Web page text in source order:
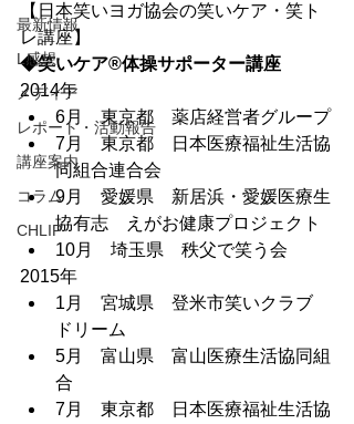
最新情報
L感想
メディア
レポート・活動報告
講座案内
コラム
CHLIP
【日本笑いヨガ協会の笑いケア・笑ト
レ講座】
◆笑いケア®体操サポーター講座
2014年
6月　東京都　薬店経営者グループ
7月　東京都　日本医療福祉生活協
同組合連合会
9月　愛媛県　新居浜・愛媛医療生
協有志　えがお健康プロジェクト
10月　埼玉県　秩父で笑う会
1月　宮城県　登米市笑いクラブ
ドリーム
5月　富山県　富山医療生活協同組
合
7月　東京都　日本医療福祉生活協